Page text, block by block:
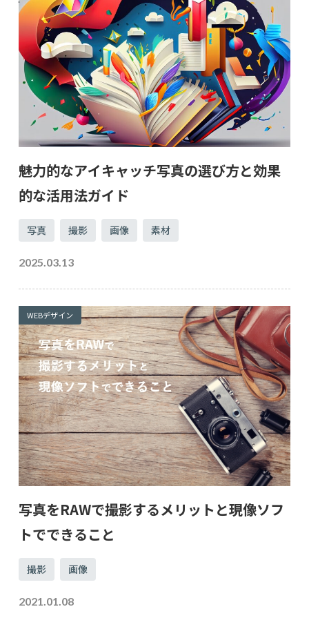
魅力的なアイキャッチ写真の選び方と効果
的な活用法ガイド
写真 撮影 画像 素材
2025.03.13
WEBデザイン
写真をRAWで撮影するメリットと現像ソフ
トでできること
撮影 画像
2021.01.08